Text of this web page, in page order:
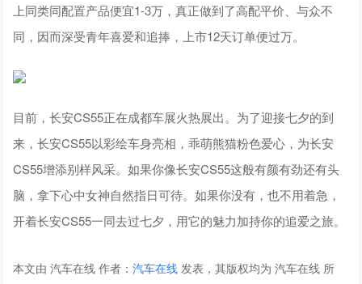
上同类同配置产品便宜1-3万，真正做到了高配平价、与众不
同，因而深受青年喜爱和追捧，上市12天订单便过万。
目前，长安CS55正在成都车展火热展出。为了迎接七夕的到
来，长安CS55以彩绘车身亮相，乖萌熊猫粉色爱心，为长安
CS55增添别样风采。如果你像长安CS55这般有颜有劲还有头
脑，拿下心中女神自然指日可待。如果你没有，也不用着急，
开着长安CS55一同去过七夕，用它的魅力加持你的追爱之旅。
本文由 汽车在线 作者：汽车在线 发表，其版权均为 汽车在线 所